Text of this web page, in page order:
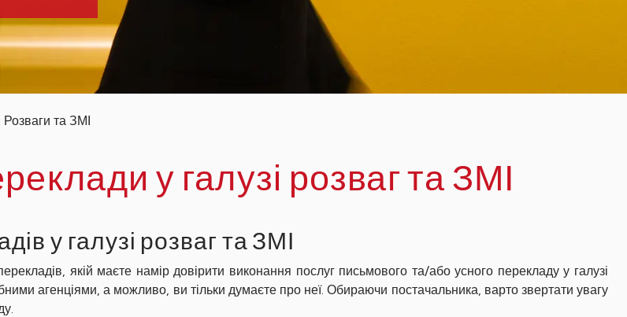
та ЗМІ
у галузі розваг та ЗМІ
у галузі розваг та ЗМІ
якій маєте намір довірити виконання послуг письмового та/або усного перекладу у галузі
агенціями, а можливо, ви тільки думаєте про неї. Обираючи постачальника, варто звертати увагу